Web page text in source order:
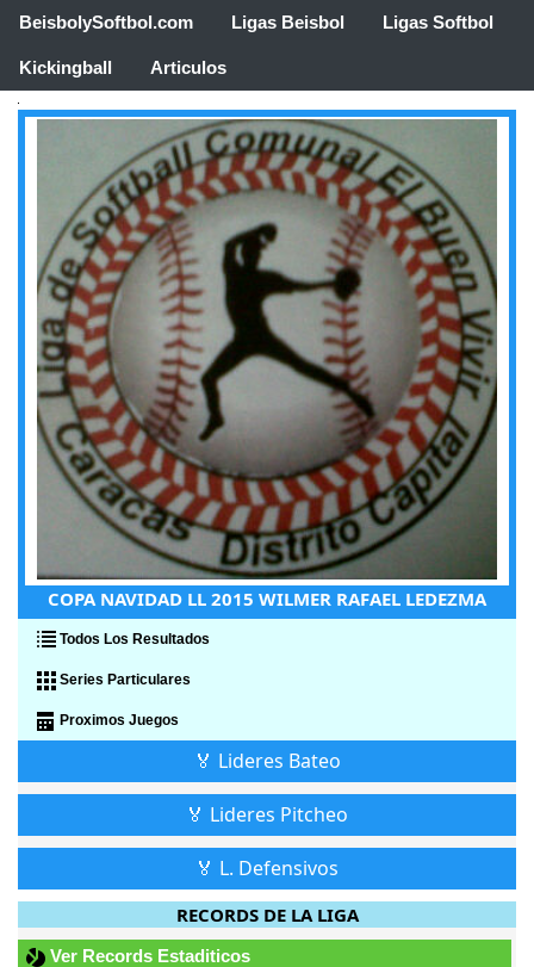
BeisbolySoftbol.com Ligas Beisbol Ligas Softbol
Kickingball Articulos
COPA NAVIDAD LL 2015 WILMER RAFAEL LEDEZMA
Todos Los Resultados
Series Particulares
Proximos Juegos
🏅 Lideres Bateo
🏅 Lideres Pitcheo
🏅 L. Defensivos
RECORDS DE LA LIGA
Ver Records Estaditicos